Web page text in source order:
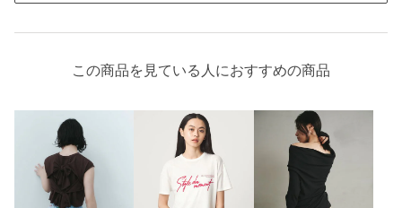
この商品を見ている人におすすめの商品